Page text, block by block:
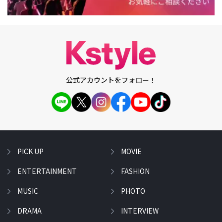
公式アカウントをフォロー！
PICK UP
ENTERTAINMENT
MUSIC
DRAMA
MOVIE
FASHION
PHOTO
INTERVIEW